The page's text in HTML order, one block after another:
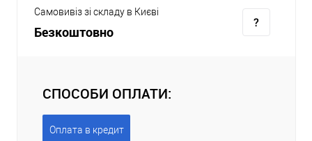
Самовивіз зі складу в Києві
Безкоштовно
СПОСОБИ ОПЛАТИ:
Оплата в кредит